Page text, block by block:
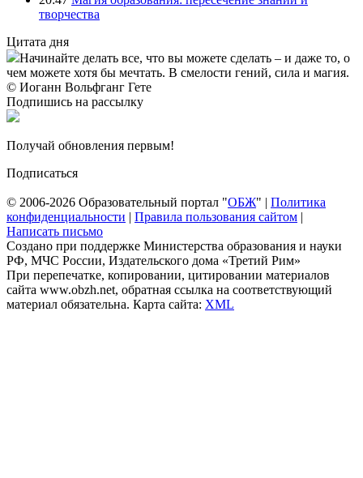
творчества
Цитата дня
Начинайте делать все, что вы можете сделать – и даже то, о
чем можете хотя бы мечтать. В смелости гений, сила и магия.
© Иоганн Вольфганг Гете
Подпишись на рассылку
Получай обновления первым!
Подписаться
© 2006-2026 Образовательный портал "ОБЖ" | Политика
конфиденциальности | Правила пользования сайтом |
Написать письмо
Создано при поддержке Министерства образования и науки
РФ, МЧС России, Издательского дома «Третий Рим»
При перепечатке, копировании, цитировании материалов
сайта www.obzh.net, обратная ссылка на соответствующий
материал обязательна. Карта сайта: XML